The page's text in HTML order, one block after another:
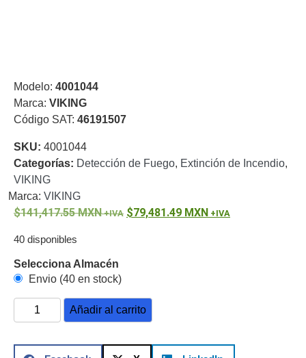
de Largo
AlcanceUPS
- No Break
Sistemas
Completos
Canales
de 8
Monitores
Pantallas
y
Mobiliario
AccesoriosMobiliario
de
Modelo: 4001044
Marca: VIKING
Código SAT: 46191507
SKU: 4001044
Categorías: Detección de Fuego, Extinción de Incendio,
VIKING
Marca: VIKING
141,417.55MXN 79,481.49 MXN
40 disponibles
Selecciona Almacén
Envio (40 en stock)
Añadir al carrito